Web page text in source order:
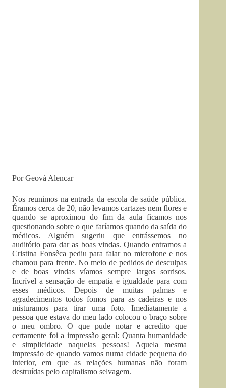
Por Geová Alencar
Nos reunimos na entrada da escola de saúde pública.
Éramos cerca de 20, não levamos cartazes nem flores e
quando se aproximou do fim da aula ficamos nos
questionando sobre o que faríamos quando da saída do
médicos. Alguém sugeriu que entrássemos no
auditório para dar as boas vindas. Quando entramos a
Cristina Fonsêca pediu para falar no microfone e nos
chamou para frente. No meio de pedidos de desculpas
e de boas vindas víamos sempre largos sorrisos.
Incrível a sensação de empatia e igualdade para com
esses médicos. Depois de muitas palmas e
agradecimentos todos fomos para as cadeiras e nos
misturamos para tirar uma foto. Imediatamente a
pessoa que estava do meu lado colocou o braço sobre
o meu ombro. O que pude notar e acredito que
certamente foi a impressão geral: Quanta humanidade
e simplicidade naquelas pessoas! Aquela mesma
impressão de quando vamos numa cidade pequena do
interior, em que as relações humanas não foram
destruídas pelo capitalismo selvagem.